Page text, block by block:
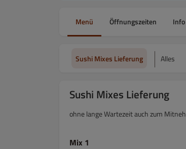
Menü Öffnungszeiten Info
Sushi Mixes Lieferung Alles
Sushi Mixes Lieferung
ohne lange Wartezeit auch zum
Mix 1